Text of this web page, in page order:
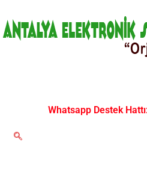
atla
Whatsapp Destek